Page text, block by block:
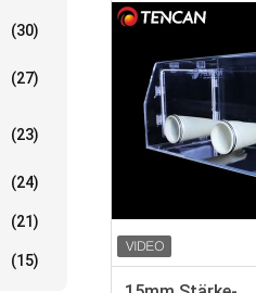
(30)
(27)
(23)
(24)
(21)
(15)